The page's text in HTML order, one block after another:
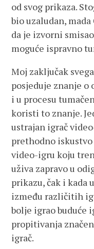
od svog prikaza.
bio uzaludan,
da je izvorni
moguće ispravno
Moj zaključak
posjeduje znanje o
i u procesu
koristi to znanje.
ustrajan igrač
prethodno
video-igru koju
uživa zapravo u
prikazu, čak i kada
između različitih
bolje igrao buduće
propitivanja
igrač.